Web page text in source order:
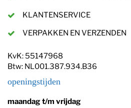
KLANTENSERVICE
VERPAKKEN EN VERZENDEN
KvK: 55147968
Btw: NL001.387.934.B36
openingstijden
maandag t/m vrijdag